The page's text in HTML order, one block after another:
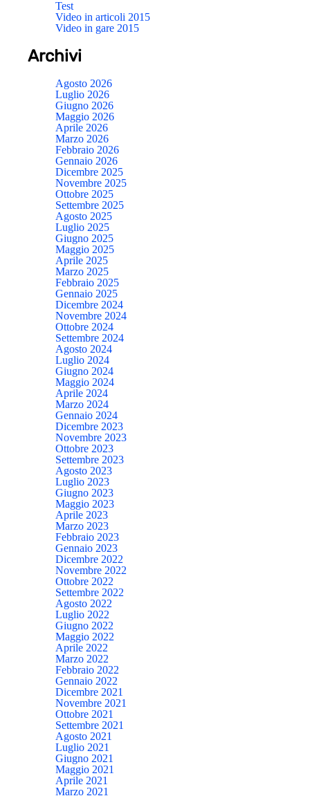
Test
Video in articoli 2015
Video in gare 2015
Archivi
Agosto 2026
Luglio 2026
Giugno 2026
Maggio 2026
Aprile 2026
Marzo 2026
Febbraio 2026
Gennaio 2026
Dicembre 2025
Novembre 2025
Ottobre 2025
Settembre 2025
Agosto 2025
Luglio 2025
Giugno 2025
Maggio 2025
Aprile 2025
Marzo 2025
Febbraio 2025
Gennaio 2025
Dicembre 2024
Novembre 2024
Ottobre 2024
Settembre 2024
Agosto 2024
Luglio 2024
Giugno 2024
Maggio 2024
Aprile 2024
Marzo 2024
Gennaio 2024
Dicembre 2023
Novembre 2023
Ottobre 2023
Settembre 2023
Agosto 2023
Luglio 2023
Giugno 2023
Maggio 2023
Aprile 2023
Marzo 2023
Febbraio 2023
Gennaio 2023
Dicembre 2022
Novembre 2022
Ottobre 2022
Settembre 2022
Agosto 2022
Luglio 2022
Giugno 2022
Maggio 2022
Aprile 2022
Marzo 2022
Febbraio 2022
Gennaio 2022
Dicembre 2021
Novembre 2021
Ottobre 2021
Settembre 2021
Agosto 2021
Luglio 2021
Giugno 2021
Maggio 2021
Aprile 2021
Marzo 2021